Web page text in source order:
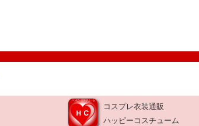
コスプレ衣装通販
ハッピーコスチューム